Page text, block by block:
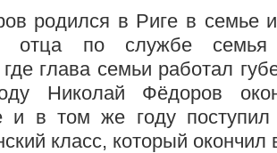
родился в Риге в семье
отца по службе семья
глава семьи работал
Николай Фёдоров
и в том же году поступил
класс, который окончил